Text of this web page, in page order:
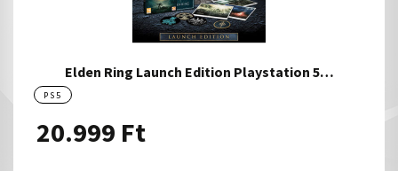
Elden Ring Launch Edition Playstation 5…
PS5
20.999 Ft